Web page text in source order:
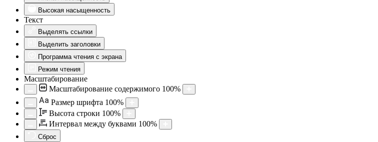
Высокая насыщенность
Текст
Выделять ссылки
Выделить заголовки
Программа чтения с экрана
Режим чтения
Масштабирование
Масштабирование содержимого 100%
Aa Размер шрифта 100%
Высота строки 100%
Интервал между буквами 100%
Сброс